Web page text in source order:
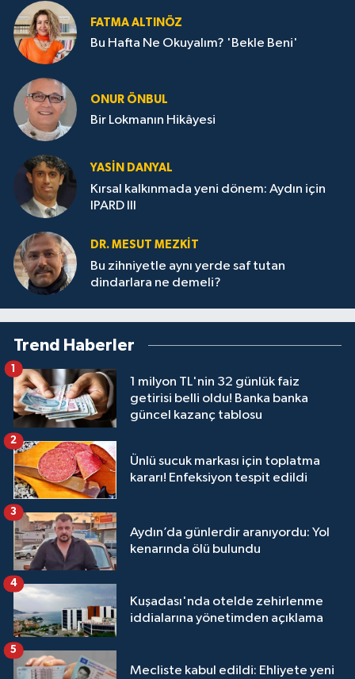
FATMA ALTINÖZ
Bu Hafta Ne Okuyalım? 'Bekle Beni'
ONUR ÖNBUL
Bir Lokmanın Hikâyesi
YASIN DANYAL
Kırsal kalkınmada yeni dönem: Aydın için
IPARD III
DR. MESUT MEZKIT
Bu zihniyetle aynı yerde saf tutan
dindarlara ne demeli?
Trend Haberler
1 milyon TL'nin 32 günlük faiz
getirisi belli oldu! Banka banka
güncel kazanç tablosu
1
Ünlü sucuk markası için toplatma
kararı! Enfeksiyon tespit edildi
2
Aydın’da günlerdir aranıyordu: Yol
kenarında ölü bulundu
3
Kuşadası'nda otelde zehirlenme
iddialarına yönetimden açıklama
4
Mecliste kabul edildi: Ehliyete yeni
5